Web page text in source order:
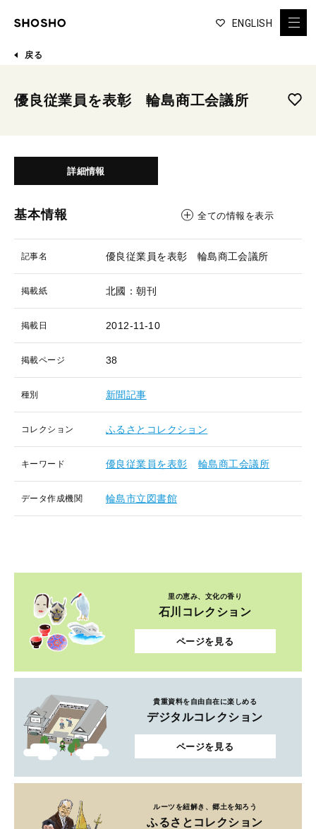
ENGLISH
戻る
優良従業員を表彰 輪島商工会議所
詳細情報
基本情報 全ての情報を表示
記事名 優良従業員を表彰 輪島商工会議所
掲載紙 北國：朝刊
掲載日 2012-11-10
掲載ページ 38
種別 新聞記事
コレクション ふるさとコレクション
キーワード 優良従業員を表彰 輪島商工会議所
データ作成機関 輪島市立図書館
里の恵み、文化の香り
石川コレクション
ページを見る
貴重資料を自由自在に楽しめる
デジタルコレクション
ページを見る
ルーツを紐解き、郷土を知ろう
ふるさとコレクション